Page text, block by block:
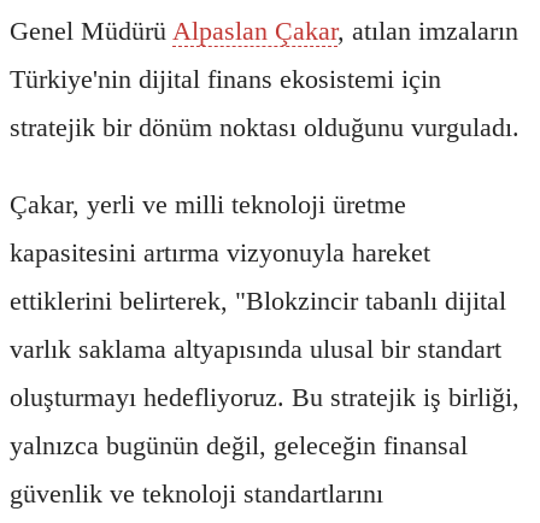
Genel Müdürü Alpaslan Çakar, atılan imzaların
Türkiye'nin dijital finans ekosistemi için
stratejik bir dönüm noktası olduğunu vurguladı.
Çakar, yerli ve milli teknoloji üretme
kapasitesini artırma vizyonuyla hareket
ettiklerini belirterek, "Blokzincir tabanlı dijital
varlık saklama altyapısında ulusal bir standart
oluşturmayı hedefliyoruz. Bu stratejik iş birliği,
yalnızca bugünün değil, geleceğin finansal
güvenlik ve teknoloji standartlarını